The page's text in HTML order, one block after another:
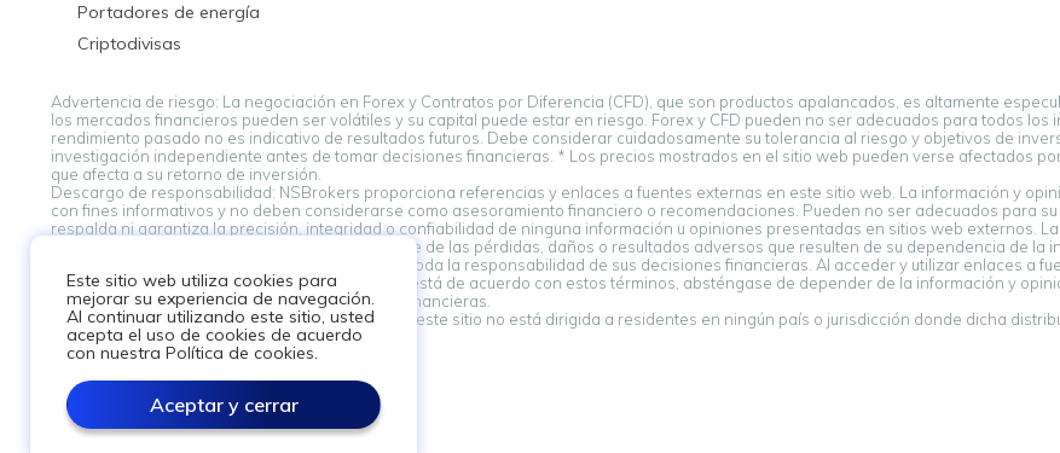
Portadores de energía
Criptodivisas
Advertencia de riesgo: La negociación en Forex y Contratos por Diferencia (CFD), que son productos apalancados, es altamente
los mercados financieros pueden ser volátiles y su capital puede estar en riesgo. Forex y CFD pueden no ser adecuados para todos
rendimiento pasado no es indicativo de resultados futuros. Debe considerar cuidadosamente su tolerancia al riesgo y objetivos de
investigación independiente antes de tomar decisiones financieras. * Los precios mostrados en el sitio web pueden verse afectados
que afecta a su retorno de inversión.
Descargo de responsabilidad: NSBrokers proporciona referencias y enlaces a fuentes externas en este sitio web. La información y
con fines informativos y no deben considerarse como asesoramiento financiero o recomendaciones. Pueden no ser adecuados para
respalda ni garantiza la precisión, integridad o confiabilidad de ninguna información u opiniones presentadas en sitios web externos.
de sus proveedores. NSBroker no es responsable de las pérdidas, daños o resultados adversos que resulten de su dependencia de
vinculadas desde esta plataforma. Usted asume toda la responsabilidad de sus decisiones financieras. Al acceder y utilizar enlaces a
acepta este descargo de responsabilidad. Si no está de acuerdo con estos términos, absténgase de depender de la información y
asesoramiento profesional al tomar decisiones financieras.
Descargo de responsabilidad: La información en este sitio no está dirigida a residentes en ningún país o jurisdicción donde dicha
Este sitio web utiliza cookies para
mejorar su experiencia de navegación.
Al continuar utilizando este sitio, usted
acepta el uso de cookies de acuerdo
con nuestra Política de cookies.
Aceptar y cerrar